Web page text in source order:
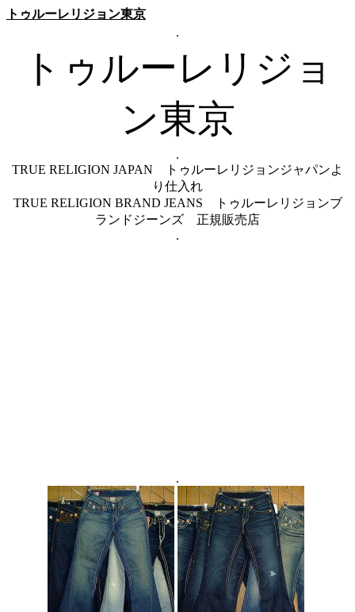
トゥルーレリジョン東京
.
トゥルーレリジョ
ン東京
.
TRUE RELIGION JAPAN トゥルーレリジョンジャパンよ
り仕入れ
TRUE RELIGION BRAND JEANS トゥルーレリジョンブ
ランドジーンズ 正規販売店
.
.